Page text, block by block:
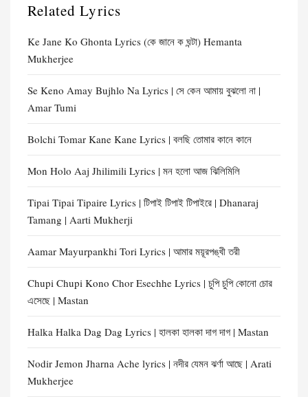
Related Lyrics
Ke Jane Ko Ghonta Lyrics (কে জানে ক ঘন্টা) Hemanta
Mukherjee
Se Keno Amay Bujhlo Na Lyrics | সে কেন আমায় বুঝলো না |
Amar Tumi
Bolchi Tomar Kane Kane Lyrics | বলছি তোমার কানে কানে
Mon Holo Aaj Jhilimili Lyrics | মন হলো আজ ঝিলিমিলি
Tipai Tipai Tipaire Lyrics | টিপাই টিপাই টিপাইরে | Dhanaraj
Tamang | Aarti Mukherji
Aamar Mayurpankhi Tori Lyrics | আমার ময়ূরপঙ্খী তরী
Chupi Chupi Kono Chor Esechhe Lyrics | চুপি চুপি কোনো চোর
এসেছে | Mastan
Halka Halka Dag Dag Lyrics | হালকা হালকা দাগ দাগ | Mastan
Nodir Jemon Jharna Ache lyrics | নদীর যেমন ঝর্ণা আছে | Arati
Mukherjee